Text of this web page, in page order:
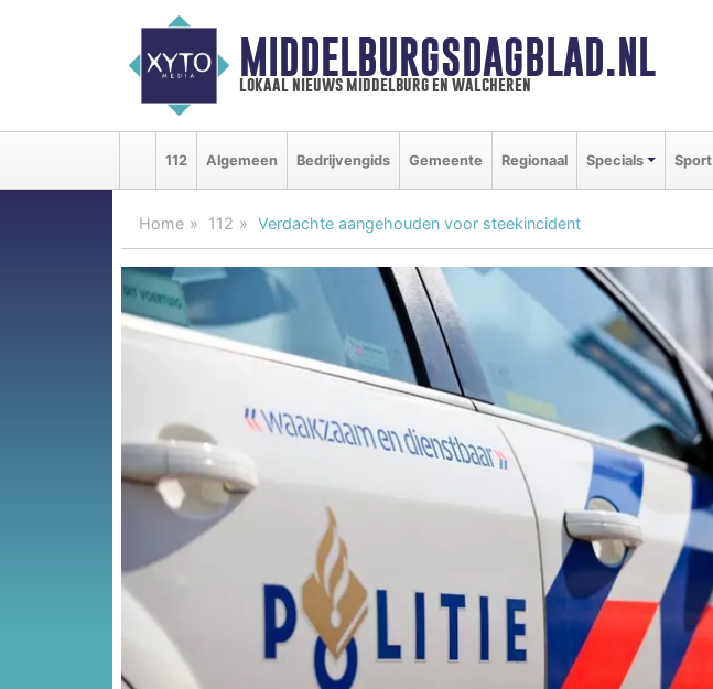
MIDDELBURGSDAGBLAD.NL
lokaal nieuws middelburg en walcheren
112 Algemeen Bedrijvengids Gemeente Regionaal Specials Sport
Home 112 Verdachte aangehouden voor steekincident